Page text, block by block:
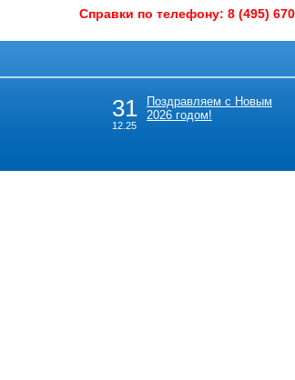
Справки по телефону: 8 (495)
31
12.25
Поздравляем с Новым
2026 годом!